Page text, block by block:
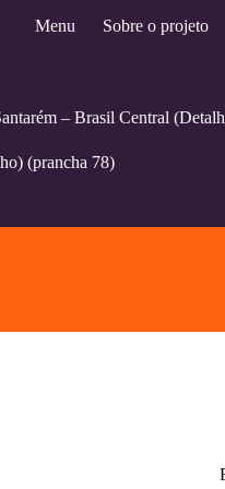
Menu Sobre o projeto
– Brasil Central
(prancha 78)